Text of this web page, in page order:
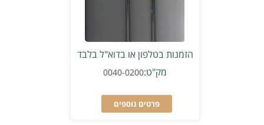
הזמנות בטלפון או בדוא"ל בלבד
מק"ט:0040-0200
פרטים נוספים